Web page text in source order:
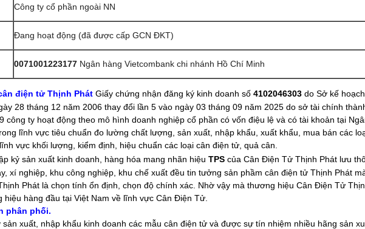
Công ty cổ phần ngoài NN
Đang hoạt động (đã được cấp GCN ĐKT)
0071001223177 Ngân hàng Vietcombank chi nhánh Hồ Chí Minh
điện tử Thịnh Phát Giấy chứng nhận đăng ký kinh doanh số 4102046303 do Sở kế
28 tháng 12 năm 2006 thay đổi lần 5 vào ngày 03 tháng 09 năm 2025 do sở tài chính
công ty hoạt động theo mô hình doanh nghiệp cổ phần có vốn điệu lệ và có tài khoản tại
lĩnh vực tiêu chuẩn đo lường chất lượng, sản xuất, nhập khẩu, xuất khẩu, mua bán các
vực khối lượng, kiểm định, hiệu chuẩn các loại cân điện tử, quả cân.
kỷ sản xuất kinh doanh, hàng hóa mang nhãn hiệu TPS của Cân Điện Tử Thịnh Phát lưu
xí nghiệp, khu công nghiệp, khu chế xuất đều tin tưởng sản phầm cân điện tử Thịnh Phát
Phát là chọn tính ổn định, chọn độ chính xác. Nhờ vậy mà thương hiệu Cân Điện Tử
hàng đầu tại Việt Nam về lĩnh vực Cân Điện Tử.
phân phối.
sản xuất, nhập khẩu kinh doanh các mẫu cân điện tử và được sự tín nhiệm nhiều hãng sản